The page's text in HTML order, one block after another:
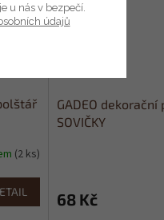
(2 ks)
GADEO
SOVIČKY
68 Kč
u nás v bezpečí.
údajů